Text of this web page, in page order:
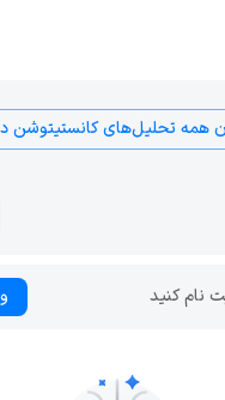
همه تحلیل‌های کانستیتوشن
نام کنید